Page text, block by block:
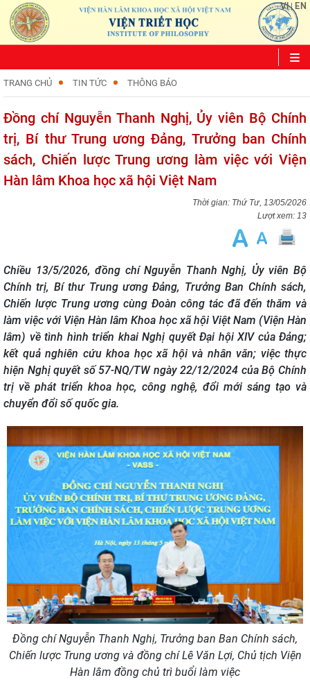
VI| EN
TRANG CHỦ TIN TỨC THÔNG BÁO
Đồng chí Nguyễn Thanh Nghị, Ủy viên Bộ Chính
trị, Bí thư Trung ương Đảng, Trưởng ban Chính
sách, Chiến lược Trung ương làm việc với Viện
Hàn lâm Khoa học xã hội Việt Nam
Thứ Tư, 13/05/2026
Lượt xem: 13
Chiều 13/5/2026, đồng chí Nguyễn Thanh Nghị, Ủy viên Bộ
Chính trị, Bí thư Trung ương Đảng, Trưởng Ban Chính sách,
Chiến lược Trung ương cùng Đoàn công tác đã đến thăm và
làm việc với Viện Hàn lâm Khoa học xã hội Việt Nam (Viện Hàn
lâm) về tình hình triển khai Nghị quyết Đại hội XIV của Đảng;
kết quả nghiên cứu khoa học xã hội và nhân văn; việc thực
hiện Nghị quyết số 57-NQ/TW ngày 22/12/2024 của Bộ Chính
trị về phát triển khoa học, công nghệ, đổi mới sáng tạo và
chuyển đổi số quốc gia.
Đồng chí Nguyễn Thanh Nghị, Trưởng ban Ban Chính sách,
Chiến lược Trung ương và đồng chí Lê Văn Lợi, Chủ tịch Viện
Hàn lâm đồng chủ trì buổi làm việc